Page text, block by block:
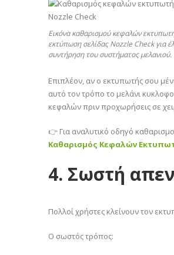
Εικόνα καθαρισμού κεφαλών
εκτύπωση σελίδας Nozzle Check για
συντήρηση του συστήματος μελανιού.
Επιπλέον, αν ο εκτυπωτής σου
αυτό τον τρόπο το μελάνι
κεφαλών πριν προχωρήσεις σε
👉 Για αναλυτικό οδηγό
Καθαρισμός Κεφαλών
4. Σωστή
Πολλοί χρήστες κλείνουν τον
Ο σωστός τρόπος: